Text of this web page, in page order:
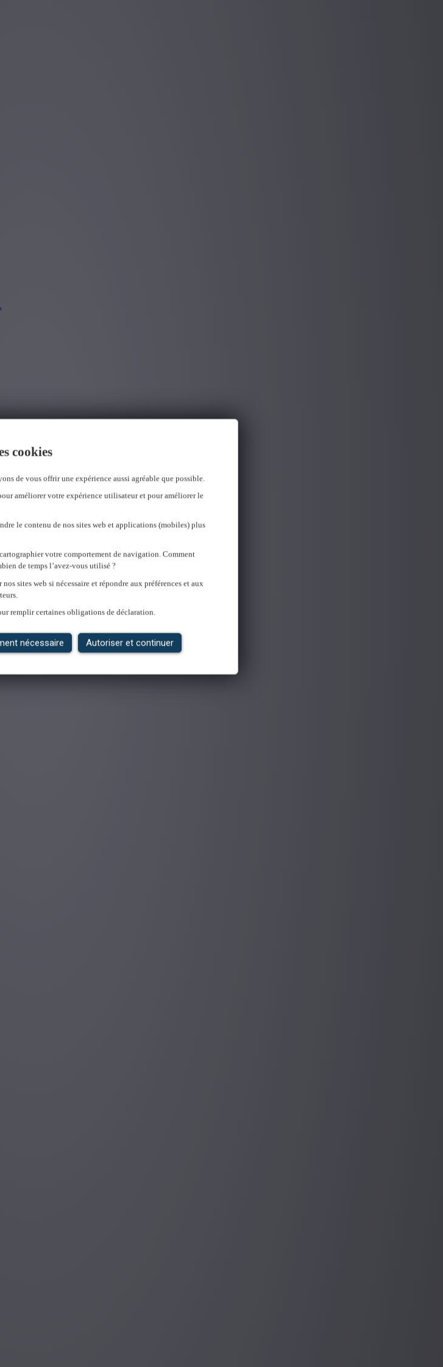
cookies
de vous offrir une expérience aussi agréable que possible.
améliorer votre expérience utilisateur et pour améliorer le
le contenu de nos sites web et applications (mobiles) plus
votre comportement de navigation. Comment
de temps l’avez-vous utilisé ?
sites web si nécessaire et répondre aux préférences et aux
remplir certaines obligations de déclaration.
nécessaire Autoriser et continuer